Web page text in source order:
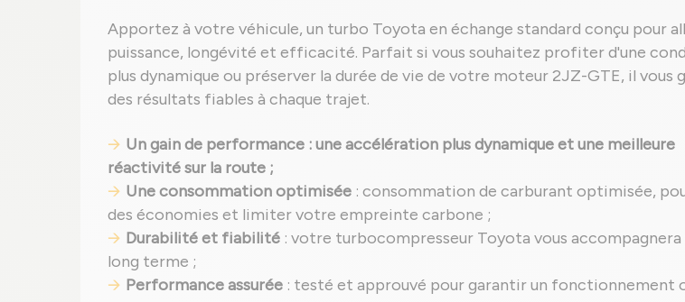
Apportez à votre véhicule, un turbo Toyota en échange standard conçu pour
puissance, longévité et efficacité. Parfait si vous souhaitez profiter d'une
plus dynamique ou préserver la durée de vie de votre moteur 2JZ-GTE, il vous
des résultats fiables à chaque trajet.
Un gain de performance : une accélération plus dynamique et une meilleure
réactivité sur la route ;
Une consommation optimisée : consommation de carburant optimisée,
des économies et limiter votre empreinte carbone ;
Durabilité et fiabilité : votre turbocompresseur Toyota vous accompagnera
long terme ;
Performance assurée : testé et approuvé pour garantir un fonctionnement